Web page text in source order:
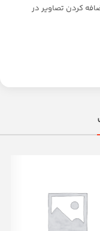
کردن تصاویر در